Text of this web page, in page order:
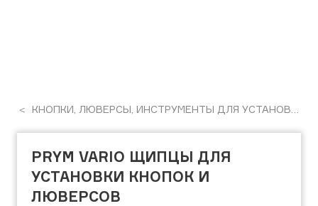
КНОПКИ, ЛЮВЕРСЫ, ИНСТРУМЕНТЫ ДЛЯ УСТАНОВКИ
PRYM VARIO ЩИПЦЫ ДЛЯ
УСТАНОВКИ КНОПОК И
ЛЮВЕРСОВ